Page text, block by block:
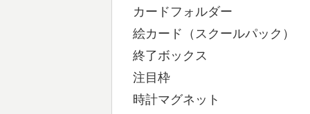
カードフォルダー ４８
絵カード（スクールパック
終了ボックス ２個
注目枠 １個 （
時計マグネット ８個